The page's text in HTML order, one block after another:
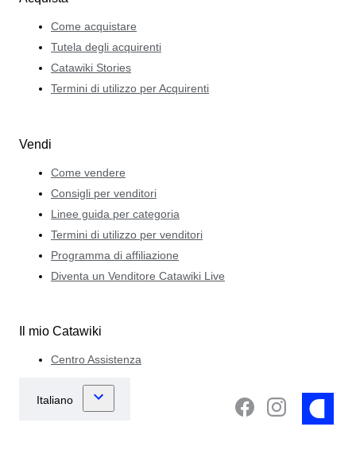
Come acquistare
Tutela degli acquirenti
Catawiki Stories
Termini di utilizzo per Acquirenti
Vendi
Come vendere
Consigli per venditori
Linee guida per categoria
Termini di utilizzo per venditori
Programma di affiliazione
Diventa un Venditore Catawiki Live
Il mio Catawiki
Centro Assistenza